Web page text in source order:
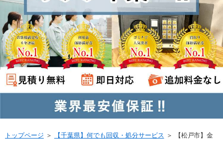
トップページ ＞ 【千葉県】何でも回収・処分サービス ＞
【松戸市】金